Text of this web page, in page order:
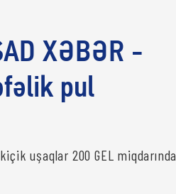
XƏBƏR -
pul
uşaqlar 200 GEL miqdarında